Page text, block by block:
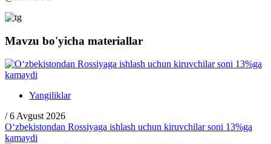
Mavzu bo'yicha materiallar
Yangiliklar
/ 6 Avgust 2026
O‘zbekistondan Rossiyaga ishlash uchun kiruvchilar soni 13%ga
kamaydi